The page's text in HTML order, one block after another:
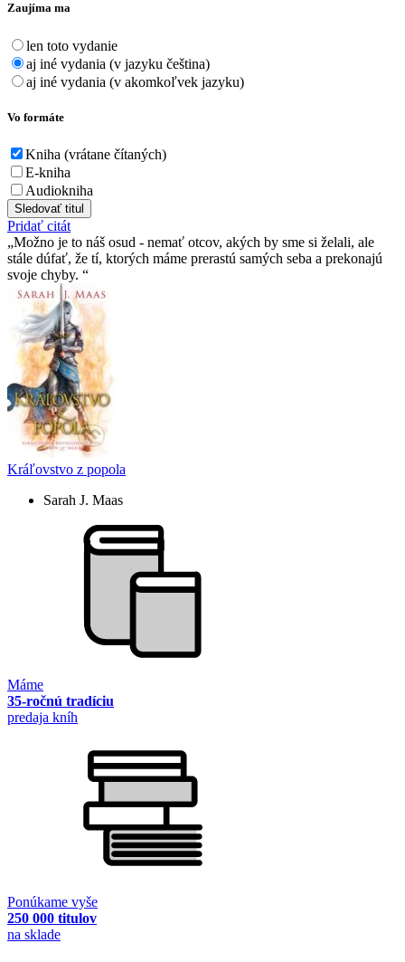
Zaujíma ma
len toto vydanie
aj iné vydania (v jazyku čeština)
aj iné vydania (v akomkoľvek jazyku)
Vo formáte
Kniha (vrátane čítaných)
E-kniha
Audiokniha
Sledovať titul
Pridať citát
Možno je to náš osud - nemať otcov, akých by sme si želali, ale
stále dúfať, že tí­, ktorých máme prerastú samých seba a prekonajú
svoje chyby.
Kráľovstvo z popola
Sarah J. Maas
Máme
35-ročnú tradíciu
predaja kníh
Ponúkame vyše
250 000 titulov
na sklade